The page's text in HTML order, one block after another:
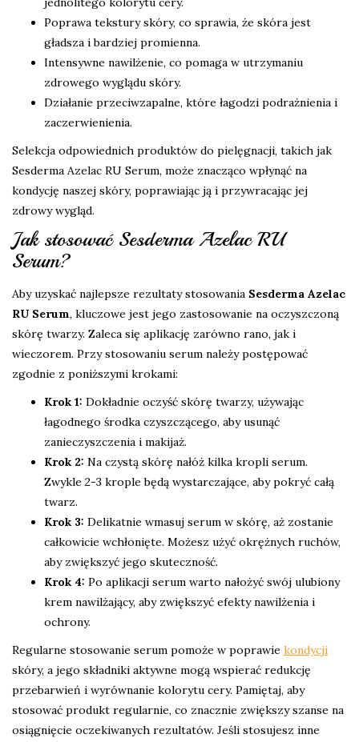
Poprawa tekstury skóry, co sprawia, że skóra jest
gładsza i bardziej promienna.
Intensywne nawilżenie, co pomaga w utrzymaniu
zdrowego wyglądu skóry.
Działanie przeciwzapalne, które łagodzi podrażnienia i
zaczerwienienia.
Selekcja odpowiednich produktów do pielęgnacji, takich jak
Sesderma Azelac RU Serum, może znacząco wpłynąć na
kondycję naszej skóry, poprawiając ją i przywracając jej
zdrowy wygląd.
Jak stosować Sesderma Azelac RU
Serum?
Aby uzyskać najlepsze rezultaty stosowania Sesderma Azelac
RU Serum, kluczowe jest jego zastosowanie na oczyszczoną
skórę twarzy. Zaleca się aplikację zarówno rano, jak i
wieczorem. Przy stosowaniu serum należy postępować
zgodnie z poniższymi krokami:
Krok 1: Dokładnie oczyść skórę twarzy, używając
łagodnego środka czyszczącego, aby usunąć
zanieczyszczenia i makijaż.
Krok 2: Na czystą skórę nałóż kilka kropli serum.
Zwykle 2-3 krople będą wystarczające, aby pokryć całą
twarz.
Krok 3: Delikatnie wmasuj serum w skórę, aż zostanie
całkowicie wchłonięte. Możesz użyć okrężnych ruchów,
aby zwiększyć jego skuteczność.
Krok 4: Po aplikacji serum warto nałożyć swój ulubiony
krem nawilżający, aby zwiększyć efekty nawilżenia i
ochrony.
Regularne stosowanie serum pomoże w poprawie kondycji
skóry, a jego składniki aktywne mogą wspierać redukcję
przebarwień i wyrównanie kolorytu cery. Pamiętaj, aby
stosować produkt regularnie, co znacznie zwiększy szanse na
osiągnięcie oczekiwanych rezultatów. Jeśli stosujesz inne